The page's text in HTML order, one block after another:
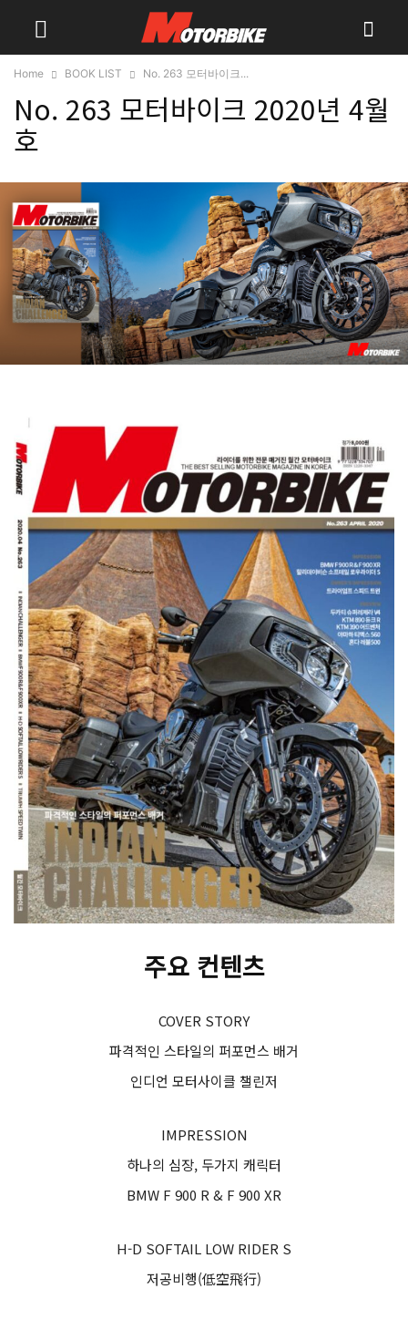
Home BOOK LIST No. 263 모터바이크...
No. 263 모터바이크 2020년 4월
호
주요 컨텐츠
COVER STORY
파격적인 스타일의 퍼포먼스 배거
인디언 모터사이클 챌린저
IMPRESSION
하나의 심장, 두가지 캐릭터
BMW F 900 R & F 900 XR
H-D SOFTAIL LOW RIDER S
저공비행(低空飛行)